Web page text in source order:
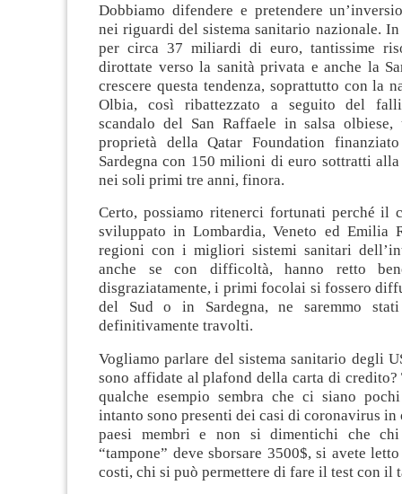
Dobbiamo difendere e pretendere
nei riguardi del sistema sanitario nazionale.
per circa 37 miliardi di euro, tantissime
dirottate verso la sanità privata e anche la
crescere questa tendenza, soprattutto con la
Olbia, così ribattezzato a seguito del
scandalo del San Raffaele in salsa olbiese,
proprietà della Qatar Foundation
Sardegna con 150 milioni di euro sottratti
nei soli primi tre anni, finora.
Certo, possiamo ritenerci fortunati perché il
sviluppato in Lombardia, Veneto ed Emilia
regioni con i migliori sistemi sanitari
anche se con difficoltà, hanno retto
disgraziatamente, i primi focolai si fossero
del Sud o in Sardegna, ne saremmo
definitivamente travolti.
Vogliamo parlare del sistema sanitario degli
sono affidate al plafond della carta di credito?
qualche esempio sembra che ci siano
intanto sono presenti dei casi di coronavirus in
paesi membri e non si dimentichi che
“tampone” deve sborsare 3500$, si avete
costi, chi si può permettere di fare il test con il